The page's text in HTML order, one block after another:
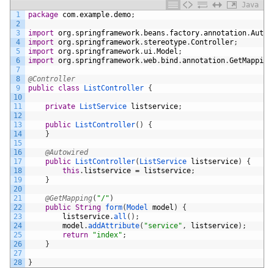
Java
1
2
3
4
5
6
7
8
9
10
11
12
13
14
15
16
17
18
19
20
21
22
23
24
25
26
27
28
package com.example.demo;
import org. springframework. beans . factory.annotation.
import org. springframework. stereotype.Controller;
import org. springframework. ui. Model ;
import org. springframework.web. bind .annotation.GetMapping
@Controller
public class ListController {
private ListService listservice;
public ListController( )
{
}
@Autowired
public
ListController( ListService listservice)
{
this . listservice = listservice;
}
@GetMapping( "/" )
public String form( Model model )
{
listservice.all ( ) ;
model .addAttribute( "service" , listservice) ;
return
"index" ;
}
}